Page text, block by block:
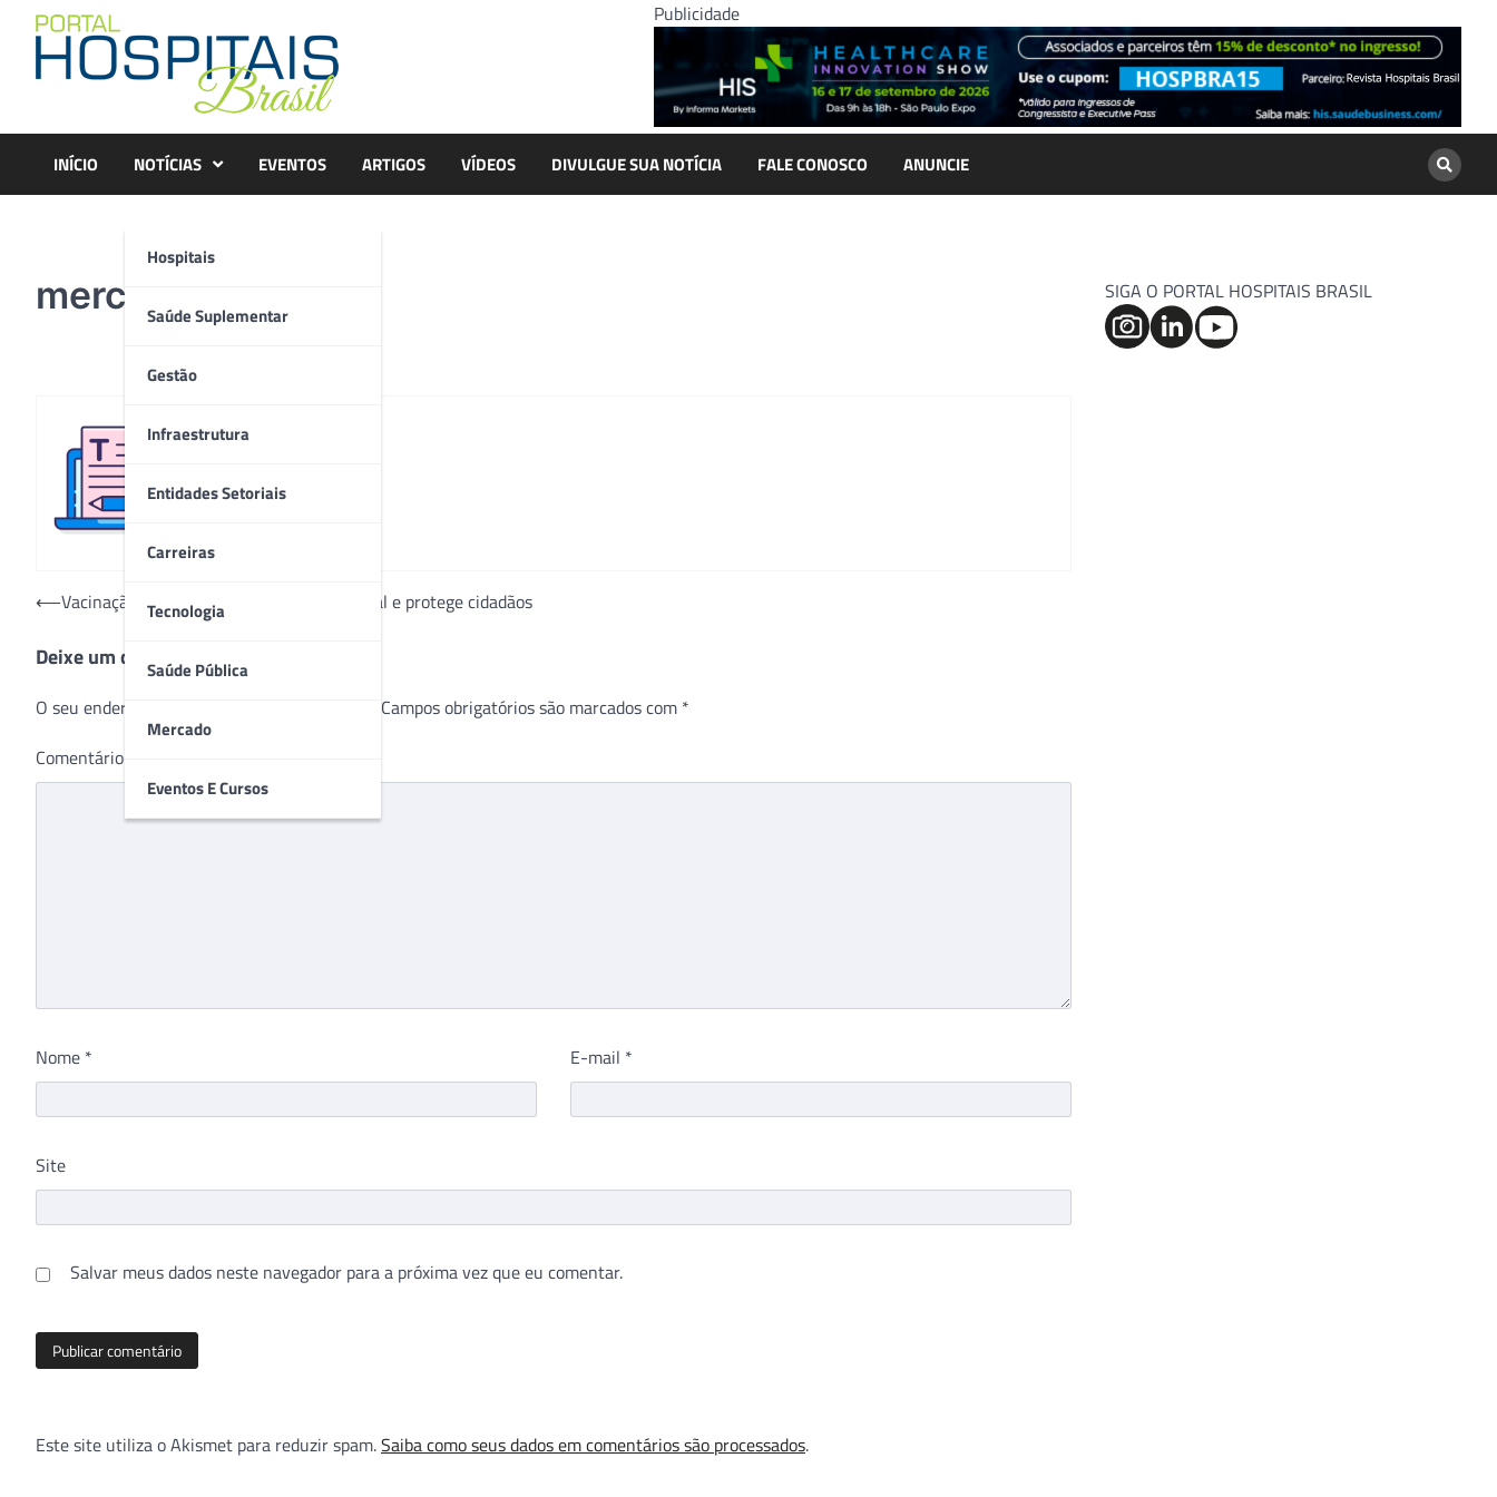
content
Publicidade
INÍCIO NOTÍCIAS
Hospitais
Saúde Suplementar
Gestão
Infraestrutura
Entidades Setoriais
Carreiras
Tecnologia
Saúde Pública
Mercado
Eventos E Cursos
EVENTOS ARTIGOS VÍDEOS DIVULGUE SUA NOTÍCIA FALE CONOSCO ANUNCIE
merce
Navegação
Post
⟵Vacinação: obrigatoriedade é constitucional e protege cidadãos
Deixe um comentário
O seu endereço de e-mail não será publicado. Campos obrigatórios são marcados com *
Comentário
Nome * E-mail *
Site
Salvar meus dados neste navegador para a próxima vez que eu comentar.
Este site utiliza o Akismet para reduzir spam.Saiba como seus dados em comentários são processados.
SIGA O PORTAL HOSPITAIS BRASIL